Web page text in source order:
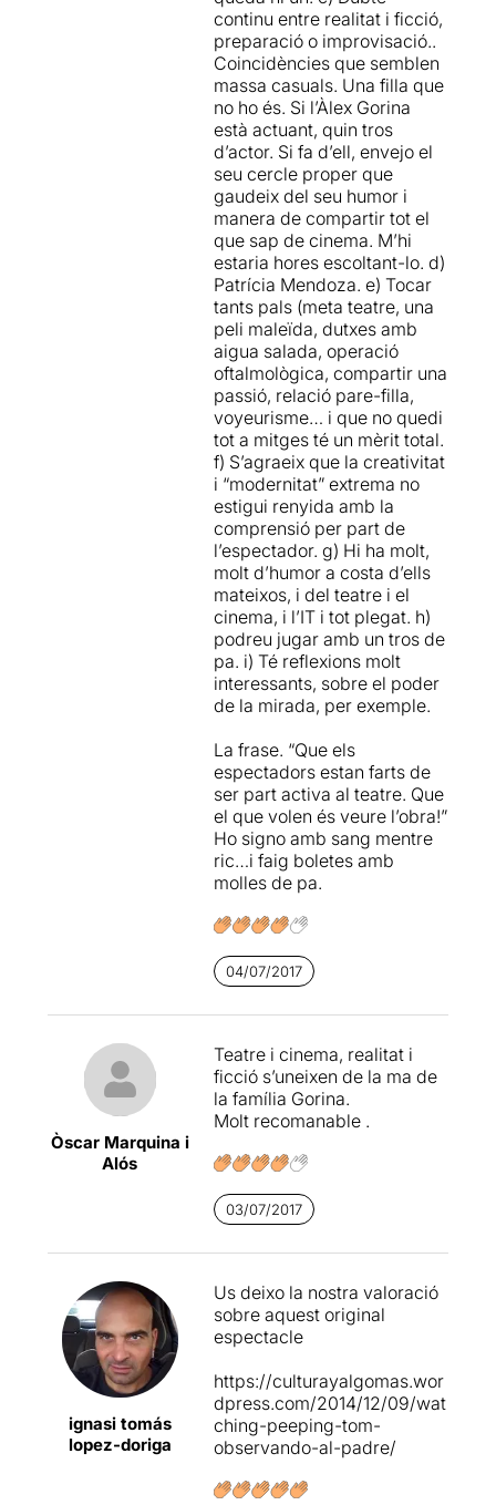
Es tracta d’una creació que
vol investigar sobre un altre
tipus de llenguatge dins del
mon teatral. En forma de
diàleg entre dues
generacions, la de un pare i
la seva filla, la directora ens
vol mostrar per un costat
que la ficció neix de la
realitat, una realitat que
moltes vegades supera la
ficció, traspassant fins hi tot
els límits establerts; i per un
altre banda el caràcter
voyeur de la mirada, un
impuls que tots en alguna
ocasió n’hem estat
participes, mirant allò que
no hauríem de mirar, però
que no podem deixar
d’observar.
Ha estat un autèntic plaer
escoltar l’Àlex Gorina ,
perquè a part de mostrar ser
un gran entès en història del
cinema, també m’ha
transmès el seu entusiasme
per aquest art.
He sortit fascinada de la
amb unes ganes increïbles
de conèixer amb més
profunditat la figura de
Michael Powell i tota la seva
trajectòria cinematogràfica,
sobretotPeeping Tom,
Narciso negro
interpretació... no us ho
perdeu!!
continu entre realitat i ficció,
preparació o improvisació..
Coincidències que semblen
massa casuals. Una filla que
no ho és. Si l’Àlex Gorina
està actuant, quin tros
d’actor. Si fa d’ell, envejo el
seu cercle proper que
gaudeix del seu humor i
manera de compartir tot el
que sap de cinema. M’hi
estaria hores escoltant-lo. d)
Patrícia Mendoza. e) Tocar
tants pals (meta teatre, una
peli maleïda, dutxes amb
aigua salada, operació
oftalmològica, compartir una
passió, relació pare-filla,
voyeurisme… i que no quedi
tot a mitges té un mèrit total.
f) S’agraeix que la creativitat
i “modernitat” extrema no
estigui renyida amb la
comprensió per part de
l’espectador. g) Hi ha molt,
molt d’humor a costa d’ells
mateixos, i del teatre i el
cinema, i l’IT i tot plegat. h)
podreu jugar amb un tros de
pa. i) Té reflexions molt
interessants, sobre el poder
de la mirada, per exemple.
La frase. “Que els
espectadors estan farts de
ser part activa al teatre. Que
el que volen és veure l’obra!”
Ho signo amb sang mentre
ric…i faig boletes amb
molles de pa.
04/07/2017
Òscar Marquina i
Alós
Teatre i cinema, realitat i
ficció s’uneixen de la ma de
la família Gorina.
Molt recomanable .
03/07/2017
ignasi tomás
lopez-doriga
Us deixo la nostra valoració
sobre aquest original
espectacle
https://culturayalgomas.wor
dpress.com/2014/12/09/wat
ching-peeping-tom-
observando-al-padre/